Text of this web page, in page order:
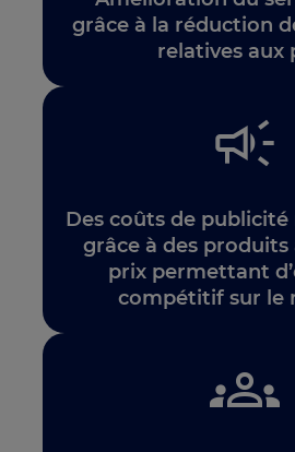
grâce à la réduction
relatives aux
Des coûts de publicité
grâce à des
prix permettant
compétitif sur le